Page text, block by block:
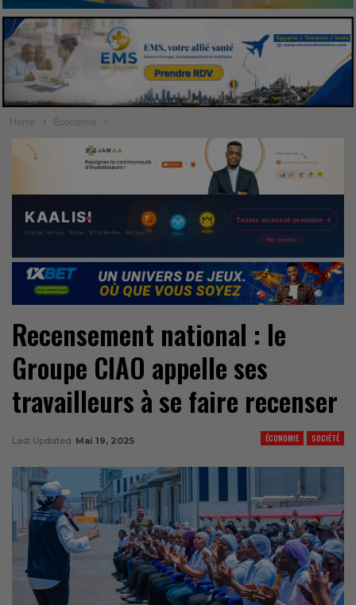
Home Économie
Recensement national : le
Groupe CIAO appelle ses
travailleurs à se faire recenser
ÉCONOMIE SOCIÉTÉ
Last Updated Mai 19, 2025